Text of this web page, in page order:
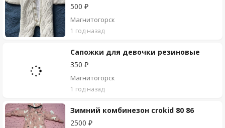
500 ₽
Магнитогорск
1 год назад
Сапожки для девочки резиновые
350 ₽
Магнитогорск
1 год назад
Зимний комбинезон crokid 80 86
2500 ₽